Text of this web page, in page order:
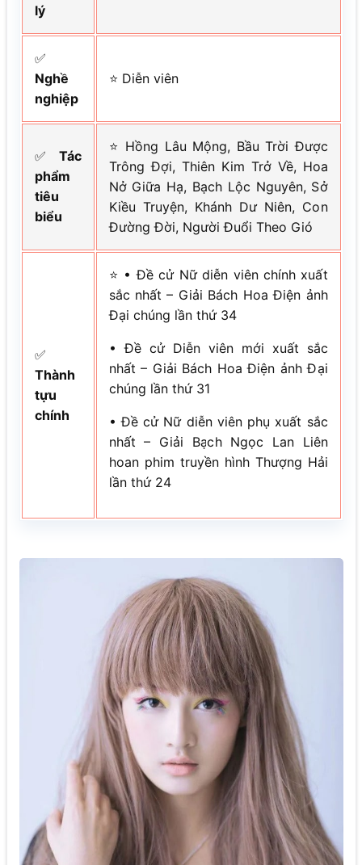
lý
✅
Nghề
nghiệp
⭐ Diễn viên
✅ Tác
phẩm
tiêu
biểu
⭐ Hồng Lâu Mộng, Bầu Trời Được
Trông Đợi, Thiên Kim Trở Về, Hoa
Nở Giữa Hạ, Bạch Lộc Nguyên, Sở
Kiều Truyện, Khánh Dư Niên, Con
Đường Đời, Người Đuổi Theo Gió
✅
Thành
tựu
chính
⭐ • Đề cử Nữ diễn viên chính xuất
sắc nhất – Giải Bách Hoa Điện ảnh
Đại chúng lần thứ 34
• Đề cử Diễn viên mới xuất sắc
nhất – Giải Bách Hoa Điện ảnh Đại
chúng lần thứ 31
• Đề cử Nữ diễn viên phụ xuất sắc
nhất – Giải Bạch Ngọc Lan Liên
hoan phim truyền hình Thượng Hải
lần thứ 24